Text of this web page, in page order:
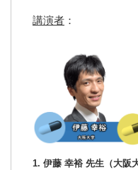
講演者 ：
1. 伊藤 幸裕 先生（大阪